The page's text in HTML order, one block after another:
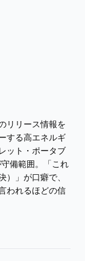
リリース情報を
する高エネルギ
ット・ポータブ
備範囲。「これ
）」が口癖で、
われるほどの信